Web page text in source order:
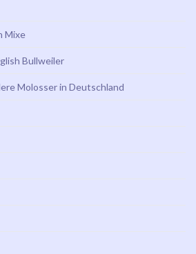
Mixe
Bullweiler
Molosser in Deutschland